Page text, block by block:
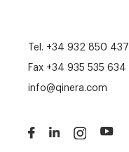
Tel. +34 932 850 437
Fax +34 935 535 634
info@qinera.com